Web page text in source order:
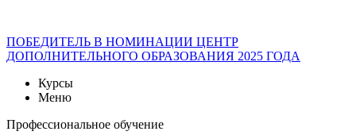
ПОБЕДИТЕЛЬ В НОМИНАЦИИ ЦЕНТР
ДОПОЛНИТЕЛЬНОГО ОБРАЗОВАНИЯ 2025 ГОДА
Курсы
Меню
Профессиональное обучение